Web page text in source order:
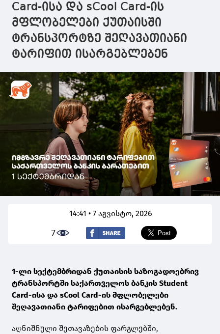
Card-ისა და sCool Card-ის
მფლობელები ქუთაისში
ტრანსპორტზე შეღავათიანი
ტარიფით ისარგებლებენ
14:41 • 7 აგვისტო, 2026
7
1-ლი სექტემბრიდან ქუთაისის საზოგადოებრივ
ტრანსპორტში საქართველოს ბანკის Student
Card-ისა და sCool Card-ის მფლობელები
შეღავათიანი ტარიფებით ისარგებლებენ.
აღნიშნული შეთავაზების ფარგლებში,